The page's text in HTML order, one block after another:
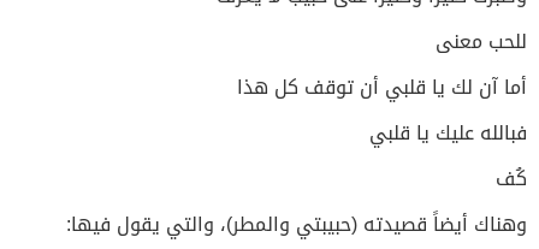
للحب معنى
أما آن لك يا قلبي أن توقف كل هذا
فبالله عليك يا قلبي
كُف
وهناك أيضاً قصيدته (حبيبتي والمطر)، والتي يقول فيها: